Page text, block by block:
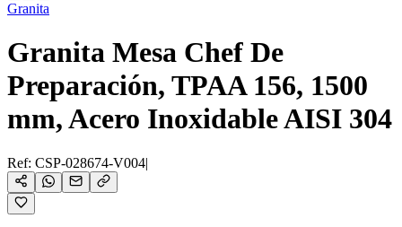
Granita
Granita Mesa Chef De
Preparación, TPAA 156, 1500
mm, Acero Inoxidable AISI 304
Ref: CSP-028674-V004|